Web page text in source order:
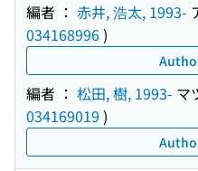
編者 ： 赤井, 浩太, 1993-
034168996)
編者 ： 松田, 樹, 1993- マ
034169019 )